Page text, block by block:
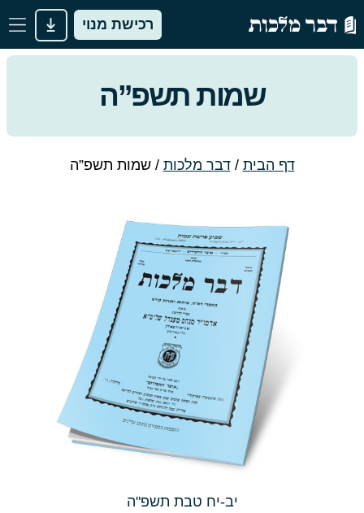
רכישת מנוי
שמות תשפ”ה
דף הבית /דבר מלכות /שמות תשפ”ה
יב-יח טבת תשפ"ה